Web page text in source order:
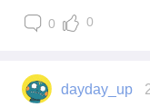
0 0
dayday_up